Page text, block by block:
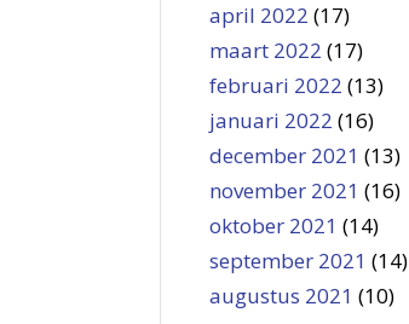
april 2022 (17)
maart 2022 (17)
februari 2022 (13)
januari 2022 (16)
december 2021 (13)
november 2021 (16)
oktober 2021 (14)
september 2021 (14)
augustus 2021 (10)